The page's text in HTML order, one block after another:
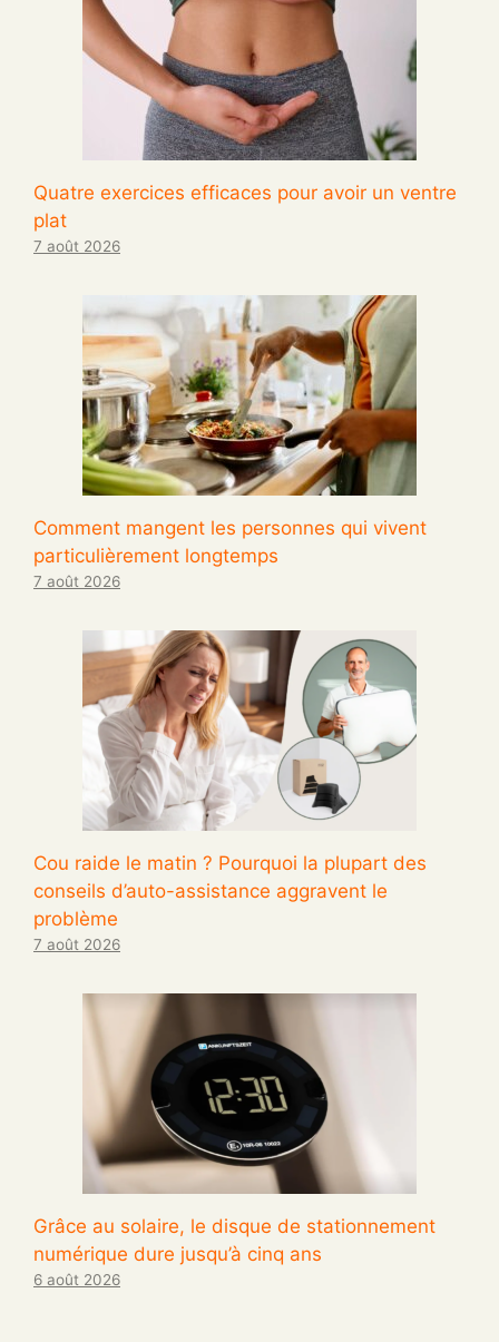
Quatre exercices efficaces pour avoir un ventre
plat
7 août 2026
Comment mangent les personnes qui vivent
particulièrement longtemps
7 août 2026
Cou raide le matin ? Pourquoi la plupart des
conseils d’auto-assistance aggravent le
problème
7 août 2026
Grâce au solaire, le disque de stationnement
numérique dure jusqu’à cinq ans
6 août 2026